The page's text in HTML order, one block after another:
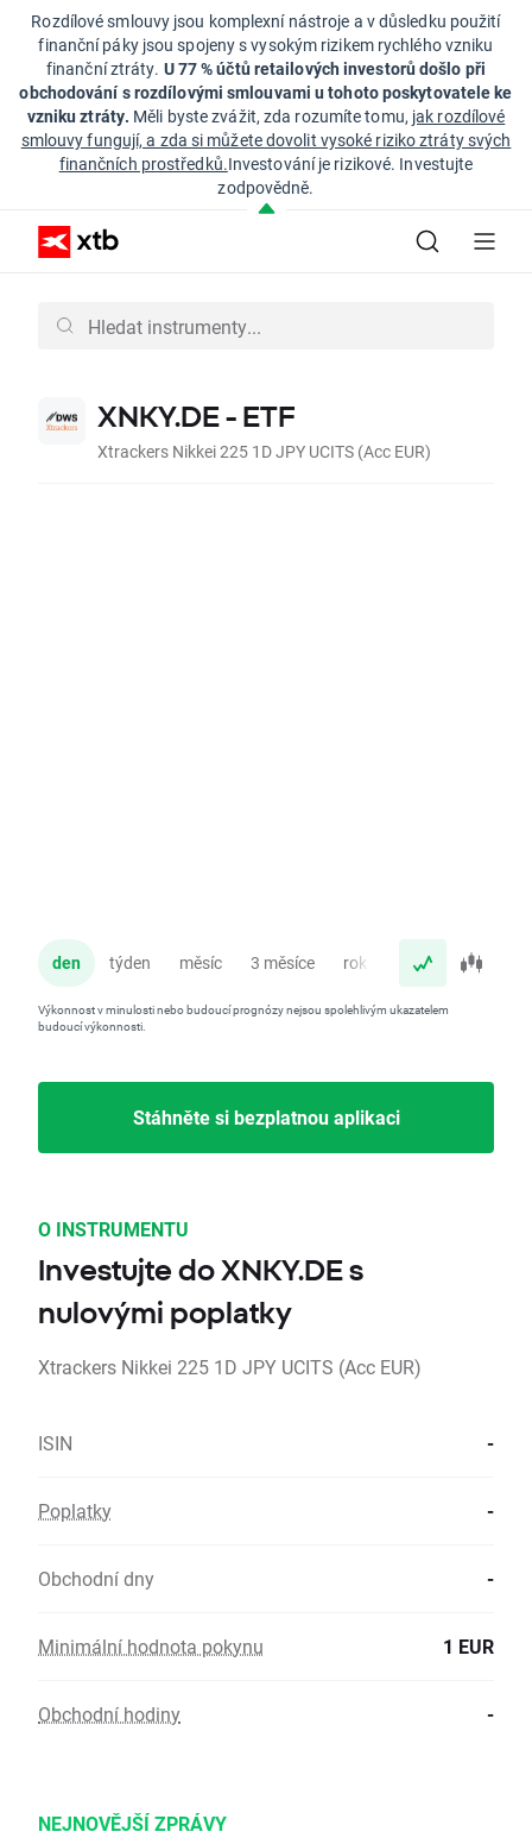
Rozdílové smlouvy jsou komplexní nástroje a v důsledku použití
finanční páky jsou spojeny s vysokým rizikem rychlého vzniku
finanční ztráty. U 77 % účtů retailových investorů došlo při
obchodování s rozdílovými smlouvami u tohoto poskytovatele ke
vzniku ztráty. Měli byste zvážit, zda rozumíte tomu, jak rozdílové
smlouvy fungují, a zda si můžete dovolit vysoké riziko ztráty svých
finančních prostředků.Investování je rizikové. Investujte
zodpovědně.
XNKY.DE - ETF
Xtrackers Nikkei 225 1D JPY UCITS (Acc EUR)
den týden měsíc 3 měsíce rok
Výkonnost v minulosti nebo budoucí prognózy nejsou spolehlivým ukazatelem
budoucí výkonnosti.
Stáhněte si bezplatnou aplikaci
O INSTRUMENTU
Investujte do XNKY.DE s
nulovými poplatky
Xtrackers Nikkei 225 1D JPY UCITS (Acc EUR)
ISIN -
Poplatky -
Obchodní dny -
Minimální hodnota pokynu 1 EUR
Obchodní hodiny -
NEJNOVĚJŠÍ ZPRÁVY